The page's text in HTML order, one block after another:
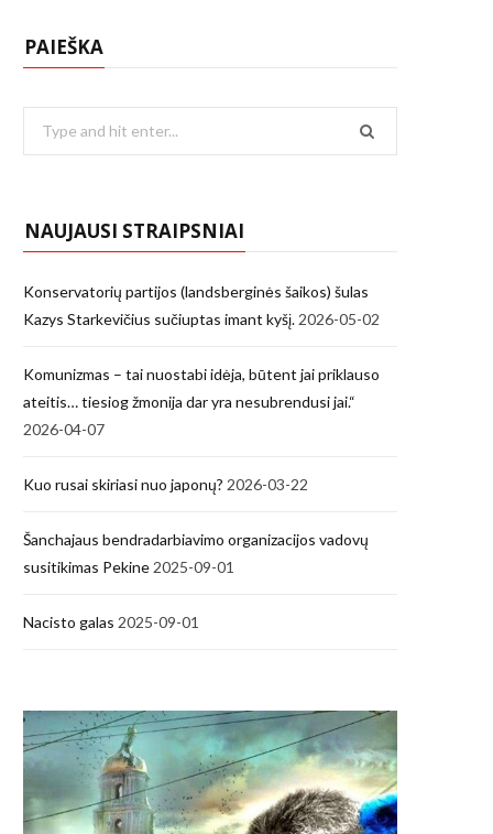
PAIEŠKA
NAUJAUSI STRAIPSNIAI
Konservatorių partijos (landsberginės šaikos) šulas
Kazys Starkevičius sučiuptas imant kyšį. 2026-05-02
Komunizmas – tai nuostabi idėja, būtent jai priklauso
ateitis… tiesiog žmonija dar yra nesubrendusi jai.“
2026-04-07
Kuo rusai skiriasi nuo japonų? 2026-03-22
Šanchajaus bendradarbiavimo organizacijos vadovų
susitikimas Pekine 2025-09-01
Nacisto galas 2025-09-01